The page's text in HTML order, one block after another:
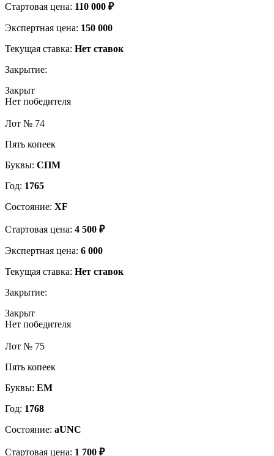
Стартовая цена: 110 000 ₽
Экспертная цена: 150 000
Текущая ставка: Нет ставок
Закрытие:
Закрыт
Нет победителя
Лот № 74
Пять копеек
Буквы: СПМ
Год: 1765
Состояние: XF
Стартовая цена: 4 500 ₽
Экспертная цена: 6 000
Текущая ставка: Нет ставок
Закрытие:
Закрыт
Нет победителя
Лот № 75
Пять копеек
Буквы: ЕМ
Год: 1768
Состояние: aUNC
Стартовая цена: 1 700 ₽